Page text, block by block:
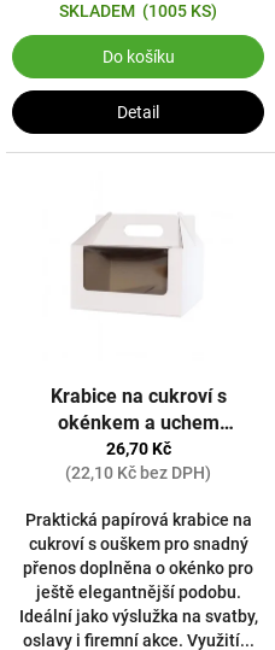
í
m
e
V
o
k
u
SKLADEM (1005 KS)
Do košíku
Detail
Krabice na cukroví s
okénkem a uchem
210x210x110 BÍLÁ 20 ks
26,70 Kč
(22,10 Kč bez DPH)
Praktická papírová krabice na
cukroví s ouškem pro snadný
přenos doplněna o okénko pro
ještě elegantnější podobu.
Ideální jako výslužka na svatby,
oslavy i firemní akce. Využití...